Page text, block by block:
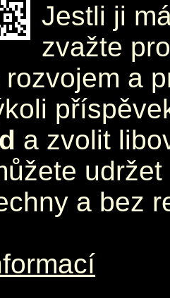
Jestli ji
zvažte
a
a zvolit
a bez